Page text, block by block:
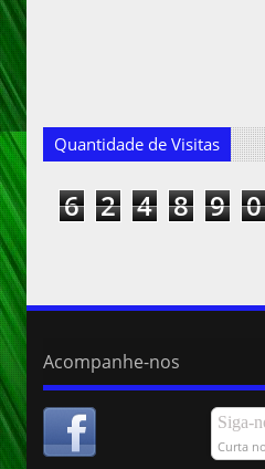
Quantidade de Visitas
6 2 4 8 9 0
Acompanhe-nos
Siga-
Curta